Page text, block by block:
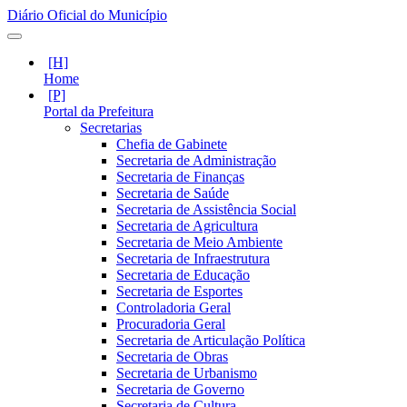
Diário Oficial do Município
Home
Portal da Prefeitura
Secretarias
Chefia de Gabinete
Secretaria de Administração
Secretaria de Finanças
Secretaria de Saúde
Secretaria de Assistência Social
Secretaria de Agricultura
Secretaria de Meio Ambiente
Secretaria de Infraestrutura
Secretaria de Educação
Secretaria de Esportes
Controladoria Geral
Procuradoria Geral
Secretaria de Articulação Política
Secretaria de Obras
Secretaria de Urbanismo
Secretaria de Governo